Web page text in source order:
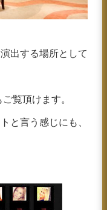
出する場所として
覧頂けます。
と言う感じにも、